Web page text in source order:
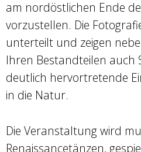
am nordöstlichen Ende
vorzustellen. Die
unterteilt und zeigen
Ihren Bestandteilen
deutlich hervortretende
in die Natur.
Die Veranstaltung wird
Renaissancetänzen,